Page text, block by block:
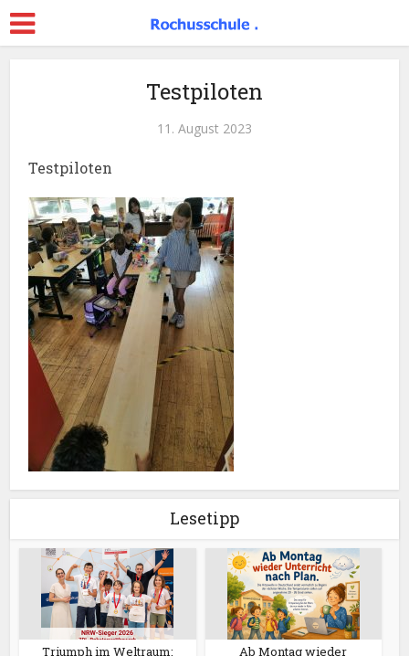
Testpiloten
11. August 2023
Testpiloten
Lesetipp
Triumph im Weltraum:
Ab Montag wieder